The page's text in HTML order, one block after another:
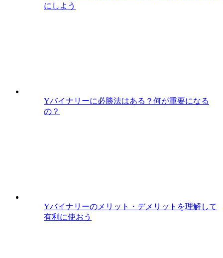
にしよう
Yバイナリーに必勝法はある？何が重要になる
の？
Yバイナリーのメリット・デメリットを理解して
有利に使おう